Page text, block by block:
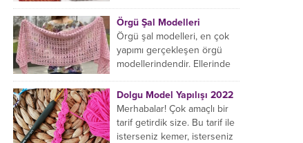
olarak girmiş olduğumuz
içeriğe hoş geldiniz. Bu
konuda yeniyseniz, Örgü
Modellerinin...
Örgü Şal Modelleri
Örgü şal modelleri, en çok
yapımı gerçekleşen örgü
modellerindendir. Ellerinde
yaptığı birçok farklı şal
modeli mevcuttur....
Dolgu Model Yapılışı 2022
Merhabalar! Çok amaçlı bir
tarif getirdik size. Bu tarif ile
isterseniz kemer, isterseniz